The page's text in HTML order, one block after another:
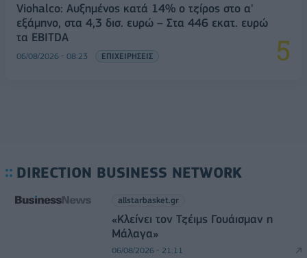
Viohalco: Αυξημένος κατά 14% ο τζίρος στο α'
εξάμηνο, στα 4,3 δισ. ευρώ – Στα 446 εκατ. ευρώ
τα EBITDA
06/08/2026 - 08:23 ΕΠΙΧΕΙΡΗΣΕΙΣ
DIRECTION BUSINESS NETWORK
allstarbasket.gr
«Κλείνει τον Τζέιμς Γουάισμαν η
Μάλαγα»
06/08/2026 - 21:11